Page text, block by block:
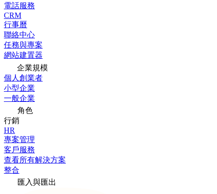
電話服務
CRM
行事曆
聯絡中心
任務與專案
網站建置器
企業規模
個人創業者
小型企業
一般企業
角色
行銷
HR
專案管理
客戶服務
查看所有解決方案
整合
匯入與匯出